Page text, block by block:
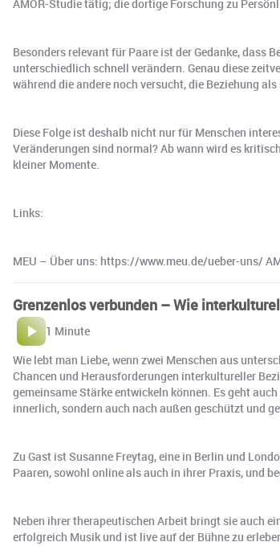
AMOR-Studie tätig; die dortige Forschung zu
Besonders relevant für Paare ist der Gedanke, dass
unterschiedlich schnell verändern. Genau diese
während die andere noch versucht, die Beziehung
Diese Folge ist deshalb nicht nur für Menschen
Veränderungen sind normal? Ab wann wird es
kleiner Momente.
Links:
MEU – Über uns: https://www.meu.de/ueber-uns/
Grenzenlos verbunden – Wie
1 Minute
Wie lebt man Liebe, wenn zwei Menschen aus
Chancen und Herausforderungen interkultureller
gemeinsame Stärke entwickeln können. Es geht
innerlich, sondern auch nach außen geschützt und
Zu Gast ist Susanne Freytag, eine in Berlin und
Paaren, sowohl online als auch in ihrer Praxis, und
Neben ihrer therapeutischen Arbeit bringt sie auch
erfolgreich Musik und ist live auf der Bühne zu